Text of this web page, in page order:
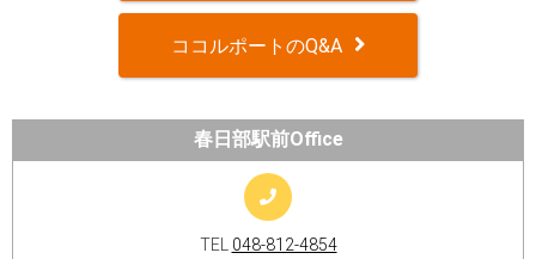
ココルポートのQ&A
春日部駅前Office
TEL 048-812-4854